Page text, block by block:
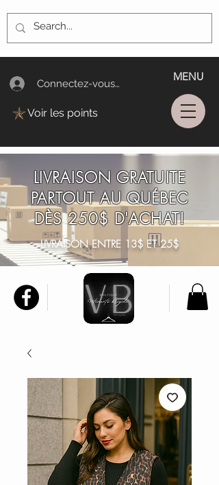
Connectez-vous/Log In
MENU
Voir les points
LIVRAISON GRATUITE
PARTOUT AU QUÉBEC
DÈS 250$ D'ACHAT!
LIVRAISON ENTRE 13$ ET 25$